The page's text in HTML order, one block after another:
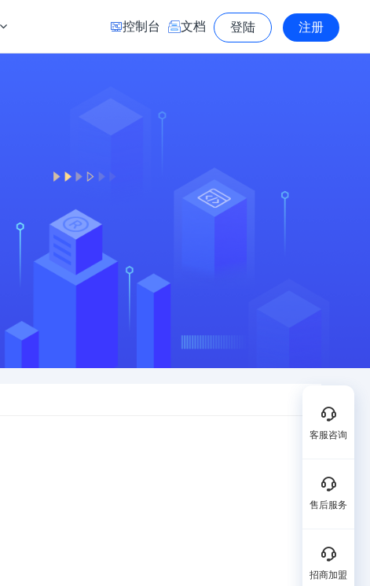
登陆 注册
文档
控制台
客服咨询
售后服务
招商加盟